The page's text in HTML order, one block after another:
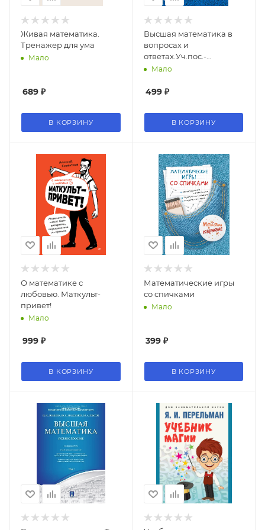
Живая математика.
Тренажер для ума
Мало
689 ₽
В КОРЗИНУ
Высшая математика в
вопросах и
ответах.Уч.пос.-
М.:Проспект,2026.
Мало
499₽
В КОРЗИНУ
О математике с
любовью. Маткульт-
привет!
Мало
999 ₽
В КОРЗИНУ
Математические игры
со спичками
Мало
399₽
В КОРЗИНУ